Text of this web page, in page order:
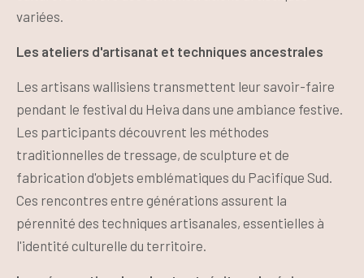
variées.
Les ateliers d'artisanat et techniques ancestrales
Les artisans wallisiens transmettent leur savoir-faire
pendant le festival du Heiva dans une ambiance festive.
Les participants découvrent les méthodes
traditionnelles de tressage, de sculpture et de
fabrication d'objets emblématiques du Pacifique Sud.
Ces rencontres entre générations assurent la
pérennité des techniques artisanales, essentielles à
l'identité culturelle du territoire.